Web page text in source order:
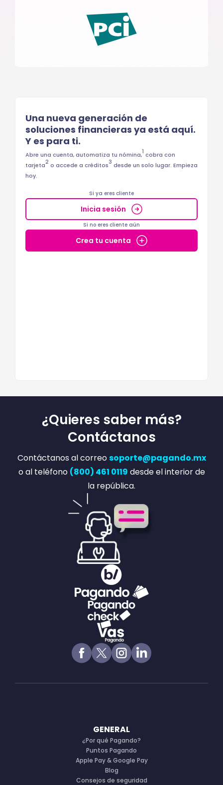
Una nueva generación de
soluciones financieras ya está aquí.
Y es para ti.
Abre una cuenta, automatiza tu nómina,1 cobra con
tarjeta2 o accede a créditos3 desde un solo lugar. Empieza
hoy.
Si ya eres cliente
Inicia sesión
Si no eres cliente aún
Crea tu cuenta
¿Quieres saber más?
Contáctanos
Contáctanos al correo soporte@pagando.mx
o al teléfono (800) 461 0119 desde el interior de
la república.
GENERAL
¿Por qué Pagando?
Puntos Pagando
Apple Pay & Google Pay
Blog
Consejos de seguridad